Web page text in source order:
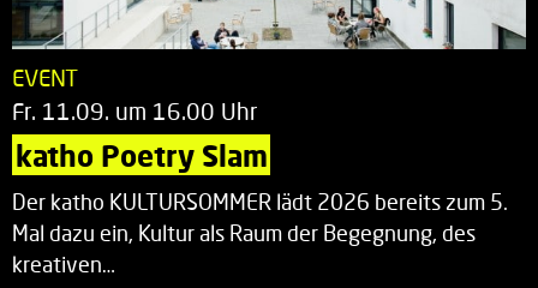
EVENT
Fr. 11.09. um 16.00 Uhr
katho Poetry Slam
Der katho KULTURSOMMER lädt 2026 bereits zum 5.
Mal dazu ein, Kultur als Raum der Begegnung, des
kreativen…